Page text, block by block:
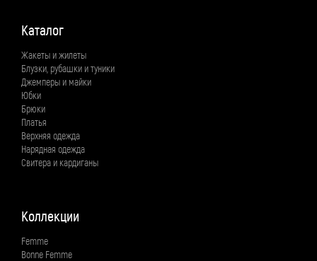
Каталог
Жакеты и жилеты
Блузки, рубашки и туники
Джемперы и майки
Юбки
Брюки
Платья
Верхняя одежда
Нарядная одежда
Свитера и кардиганы
Коллекции
Femme
Bonne Femme